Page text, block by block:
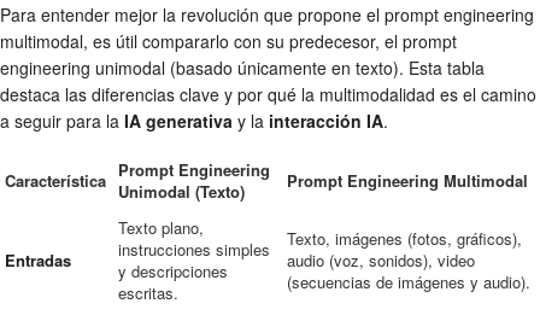
Para entender mejor la revolución que propone el prompt engineering
multimodal, es útil compararlo con su predecesor, el prompt
engineering unimodal (basado únicamente en texto). Esta tabla
destaca las diferencias clave y por qué la multimodalidad es el camino
a seguir para la IA generativa y la interacción IA.
Característica Prompt Engineering
Unimodal (Texto)
Prompt Engineering Multimodal
Entradas
Texto plano,
instrucciones simples
y descripciones
escritas.
Texto, imágenes (fotos, gráficos),
audio (voz, sonidos), video
(secuencias de imágenes y audio).